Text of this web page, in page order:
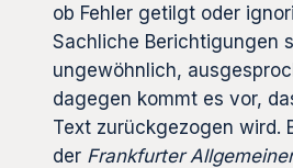
ob Fehler getilgt oder
Sachliche Berichtigungen
ungewöhnlich,
dagegen kommt es vor,
Text zurückgezogen wird.
der Frankfurter